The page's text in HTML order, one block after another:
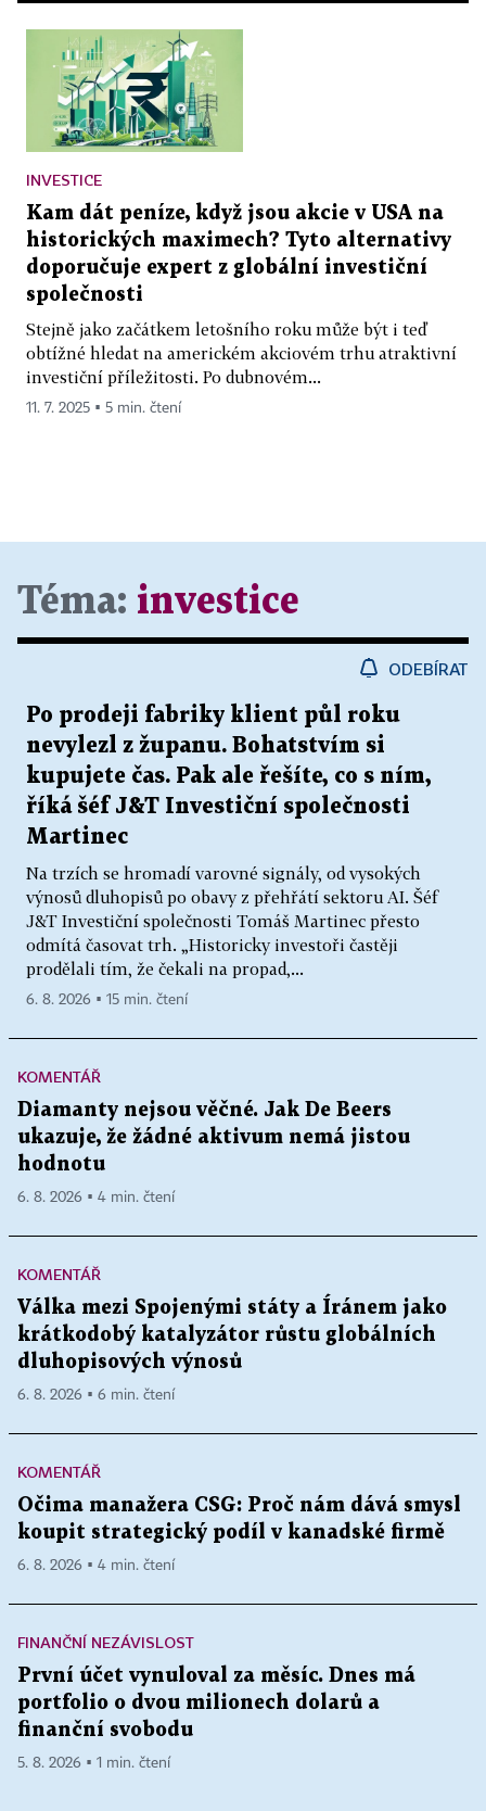
INVESTICE
Kam dát peníze, když jsou akcie v USA na
historických maximech? Tyto alternativy
doporučuje expert z globální investiční
společnosti
Stejně jako začátkem letošního roku může být i teď
obtížné hledat na americkém akciovém trhu atraktivní
investiční příležitosti. Po dubnovém...
11. 7. 2025 ▪ 5 min. čtení
Téma: investice
ODEBÍRAT
Po prodeji fabriky klient půl roku
nevylezl z županu. Bohatstvím si
kupujete čas. Pak ale řešíte, co s ním,
říká šéf J&T Investiční společnosti
Martinec
Na trzích se hromadí varovné signály, od vysokých
výnosů dluhopisů po obavy z přehřátí sektoru AI. Šéf
J&T Investiční společnosti Tomáš Martinec přesto
odmítá časovat trh. „Historicky investoři častěji
prodělali tím, že čekali na propad,...
6. 8. 2026 ▪ 15 min. čtení
KOMENTÁŘ
Diamanty nejsou věčné. Jak De Beers
ukazuje, že žádné aktivum nemá jistou
hodnotu
6. 8. 2026 ▪ 4 min. čtení
KOMENTÁŘ
Válka mezi Spojenými státy a Íránem jako
krátkodobý katalyzátor růstu globálních
dluhopisových výnosů
6. 8. 2026 ▪ 6 min. čtení
KOMENTÁŘ
Očima manažera CSG: Proč nám dává smysl
koupit strategický podíl v kanadské firmě
6. 8. 2026 ▪ 4 min. čtení
FINANČNÍ NEZÁVISLOST
První účet vynuloval za měsíc. Dnes má
portfolio o dvou milionech dolarů a
finanční svobodu
5. 8. 2026 ▪ 1 min. čtení